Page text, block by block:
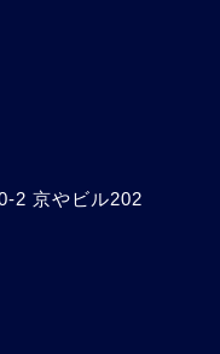
2 京やビル202